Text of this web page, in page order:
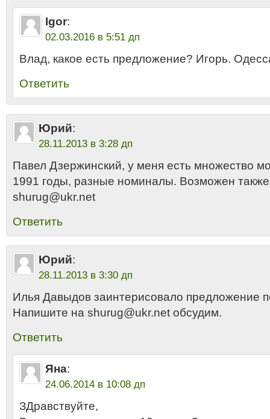
Igor:
02.03.2016 в 5:51 дп
Влад, какое есть предложение? Игорь.
Ответить
Юрий:
28.11.2013 в 3:28 дп
Павел Дзержинский, у меня есть множество
1991 годы, разные номиналы. Возможен
shurug@ukr.net
Ответить
Юрий:
28.11.2013 в 3:30 дп
Илья Давыдов заинтерисовало предложение
Напишите на shurug@ukr.net обсудим.
Ответить
Яна:
24.06.2014 в 10:08 дп
ЗДравствуйте,